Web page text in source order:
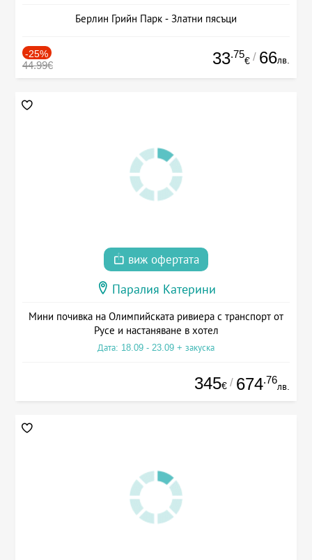
Берлин Грийн Парк - Златни пясъци
-25%
44.99€ 33.75
€ / 66лв.
виж офертата
Паралия Катерини
Мини почивка на Олимпийската ривиера с транспорт от
Русе и настаняване в хотел
Дата: 18.09 - 23.09 + закуска
345€ / 674.76
лв.